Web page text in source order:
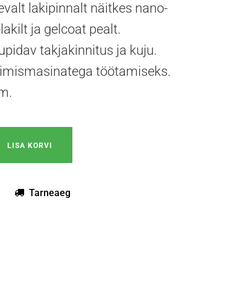
lakipinnalt näitkes nano-
ja gelcoat pealt.
takjakinnitus ja kuju.
töötamiseks.
160mm villane poleerimispadi poleerimisketas ekstra
LISA KORVI
Tarneaeg